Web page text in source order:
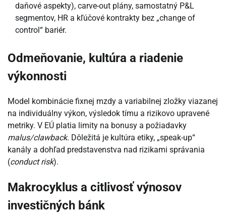
daňové aspekty), carve-out plány, samostatný P&L
segmentov, HR a kľúčové kontrakty bez „change of
control“ bariér.
Odmeňovanie, kultúra a riadenie
výkonnosti
Model kombinácie fixnej mzdy a variabilnej zložky viazanej
na individuálny výkon, výsledok tímu a rizikovo upravené
metriky. V EÚ platia limity na bonusy a požiadavky
malus/clawback. Dôležitá je kultúra etiky, „speak-up“
kanály a dohľad predstavenstva nad rizikami správania
(conduct risk).
Makrocyklus a citlivosť výnosov
investičných bánk